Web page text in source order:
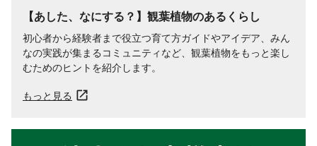
【あした、なにする？】観葉植物のあるくらし
初心者から経験者まで役立つ育て方ガイドやアイデア、みん
なの実践が集まるコミュニティなど、観葉植物をもっと楽し
むためのヒントを紹介します。
もっと見る